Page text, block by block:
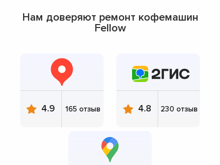
Нам доверяют ремонт кофемашин
Fellow
4.9 165 отзыв 4.8 230 отзыв